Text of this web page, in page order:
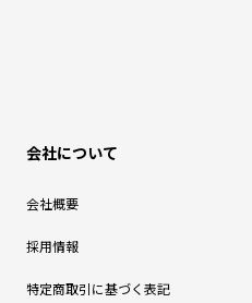
会社について
会社概要
採用情報
特定商取引に基づく表記